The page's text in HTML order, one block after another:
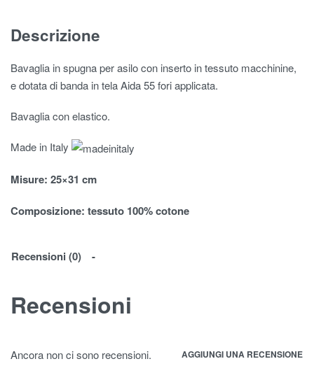
Descrizione
Bavaglia in spugna per asilo con inserto in tessuto macchinine,
e dotata di banda in tela Aida 55 fori applicata.
Bavaglia con elastico.
Made in Italy
Misure: 25×31 cm
Composizione: tessuto 100% cotone
Recensioni (0)
Recensioni
Ancora non ci sono recensioni. AGGIUNGI UNA RECENSIONE